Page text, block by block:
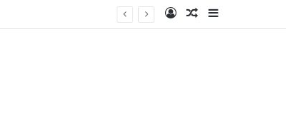
Log InArtigo Aleatório
Sidebar